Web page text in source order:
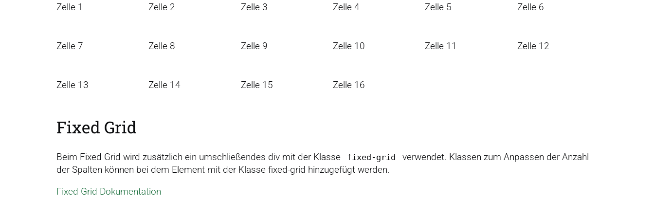
Zelle 1 Zelle 2 Zelle 3 Zelle 4 Zelle 5 Zelle 6
Zelle 7 Zelle 8 Zelle 9 Zelle 10 Zelle 11 Zelle 12
Zelle 13 Zelle 14 Zelle 15 Zelle 16
Fixed Grid
Beim Fixed Grid wird zusätzlich ein umschließendes div mit der Klasse fixed-grid
verwendet. Klassen zum Anpassen der Anzahl
der Spalten können bei dem Element mit der Klasse fixed-grid hinzugefügt werden.
Fixed Grid Dokumentation